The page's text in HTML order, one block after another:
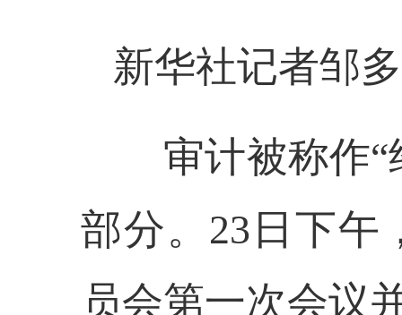
新华社记者邹
审计被称作
部分。23日下午
员会第一次会议